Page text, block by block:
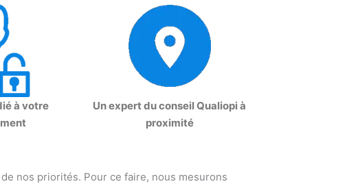
à votre
Un expert du conseil Qualiopi à
proximité
nos priorités. Pour ce faire, nous mesurons